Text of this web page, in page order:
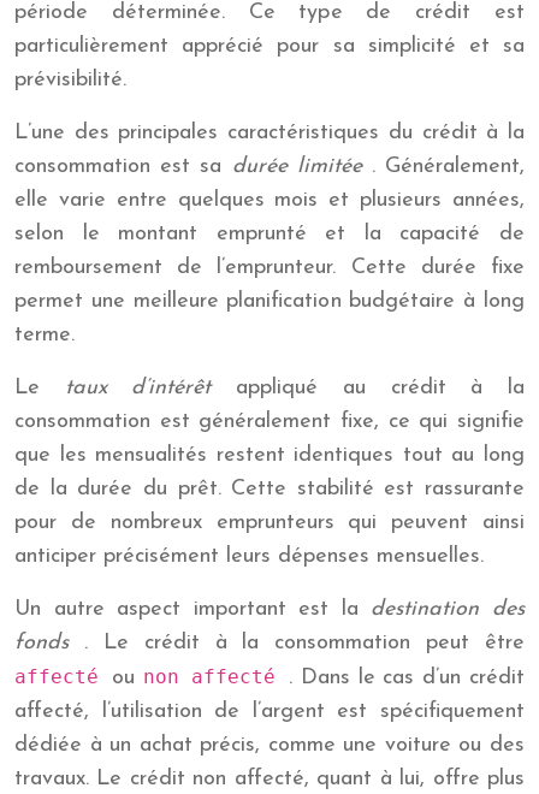
période déterminée. Ce type de crédit est
particulièrement apprécié pour sa simplicité et sa
prévisibilité.
L’une des principales caractéristiques du crédit à la
consommation est sa durée limitée . Généralement,
elle varie entre quelques mois et plusieurs années,
selon le montant emprunté et la capacité de
remboursement de l’emprunteur. Cette durée fixe
permet une meilleure planification budgétaire à long
terme.
Le taux d’intérêt appliqué au crédit à la
consommation est généralement fixe, ce qui signifie
que les mensualités restent identiques tout au long
de la durée du prêt. Cette stabilité est rassurante
pour de nombreux emprunteurs qui peuvent ainsi
anticiper précisément leurs dépenses mensuelles.
Un autre aspect important est la destination des
fonds . Le crédit à la consommation peut être
affecté ou non affecté . Dans le cas d’un crédit
affecté, l’utilisation de l’argent est spécifiquement
dédiée à un achat précis, comme une voiture ou des
travaux. Le crédit non affecté, quant à lui, offre plus